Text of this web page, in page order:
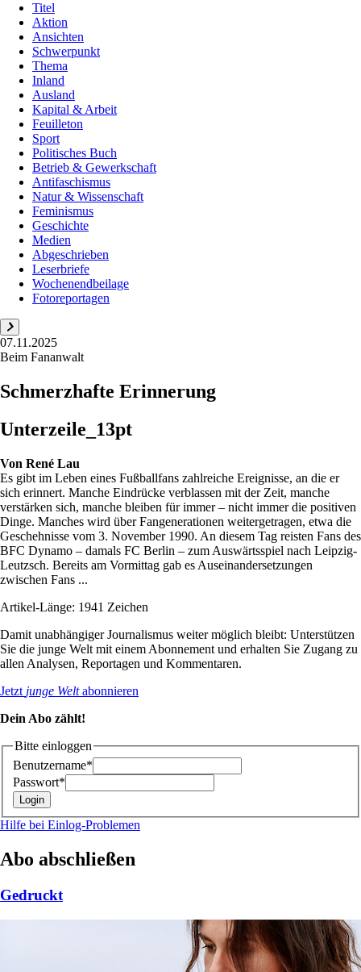
Titel
Aktion
Ansichten
Schwerpunkt
Thema
Inland
Ausland
Kapital & Arbeit
Feuilleton
Sport
Politisches Buch
Betrieb & Gewerkschaft
Antifaschismus
Natur & Wissenschaft
Feminismus
Geschichte
Medien
Abgeschrieben
Leserbriefe
Wochenendbeilage
Fotoreportagen
07.11.2025
Beim Fananwalt
Schmerzhafte Erinnerung
Unterzeile_13pt
Von René Lau
Es gibt im Leben eines Fußballfans zahlreiche Ereignisse, an die er
sich erinnert. Manche Eindrücke verblassen mit der Zeit, manche
verstärken sich, manche bleiben für immer – nicht immer die positiven
Dinge. Manches wird über Fangenerationen weitergetragen, etwa die
Geschehnisse vom 3. November 1990. An diesem Tag reisten Fans des
BFC Dynamo – damals FC Berlin – zum Auswärtsspiel nach Leipzig-
Leutzsch. Bereits am Vormittag gab es Auseinandersetzungen
zwischen Fans ...
Artikel-Länge: 1941 Zeichen
Damit unabhängiger Journalismus weiter möglich bleibt: Unterstützen
Sie die junge Welt mit einem Abonnement und erhalten Sie Zugang zu
allen Analysen, Reportagen und Kommentaren.
Jetzt junge Weltabonnieren
Dein Abo zählt!
Bitte einloggen
Benutzername*
Passwort*
Hilfe bei Einlog-Problemen
Abo abschließen
Gedruckt